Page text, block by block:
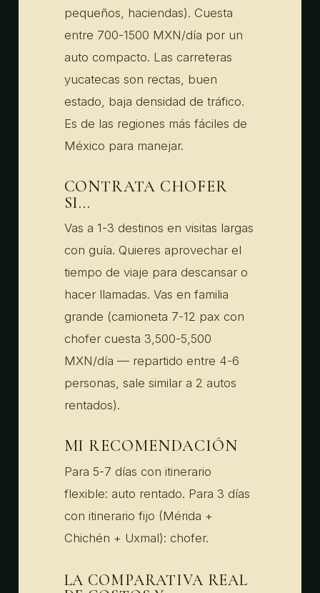
pequeños, haciendas). Cuesta
entre 700-1500 MXN/día por un
auto compacto. Las carreteras
yucatecas son rectas, buen
estado, baja densidad de tráfico.
Es de las regiones más fáciles de
México para manejar.
CONTRATA CHOFER
SI...
Vas a 1-3 destinos en visitas largas
con guía. Quieres aprovechar el
tiempo de viaje para descansar o
hacer llamadas. Vas en familia
grande (camioneta 7-12 pax con
chofer cuesta 3,500-5,500
MXN/día — repartido entre 4-6
personas, sale similar a 2 autos
rentados).
MI RECOMENDACIÓN
Para 5-7 días con itinerario
flexible: auto rentado. Para 3 días
con itinerario fijo (Mérida +
Chichén + Uxmal): chofer.
LA COMPARATIVA REAL